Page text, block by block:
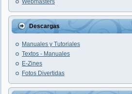
Webmasters
Descargas
Manuales y Tutoriales
Textos - Manuales
E-Zines
Fotos Divertidas